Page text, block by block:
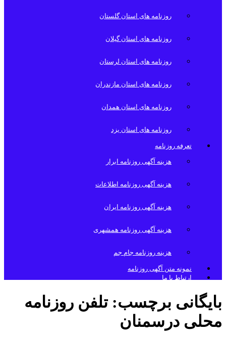
روزنامه های استان گلستان
روزنامه های استان گیلان
روزنامه های استان لرستان
روزنامه های استان مازندران
روزنامه های استان همدان
روزنامه های استان یزد
تعرفه روزنامه
هزینه آگهی روزنامه ابرار
هزینه آگهی روزنامه اطلاعات
هزینه آگهی روزنامه ایران
هزینه آگهی روزنامه همشهری
هزینه روزنامه جام جم
نمونه متن آگهی روزنامه
ارتباط با ما
بایگانی برچسب:تلفن روزنامه
محلی درسمنان